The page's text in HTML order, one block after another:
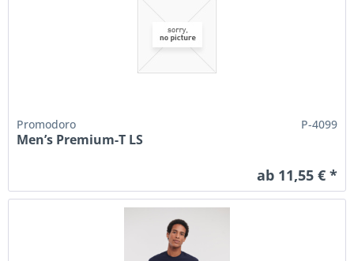
Promodoro P-4099
Men’s Premium-T LS
ab 11,55 € *